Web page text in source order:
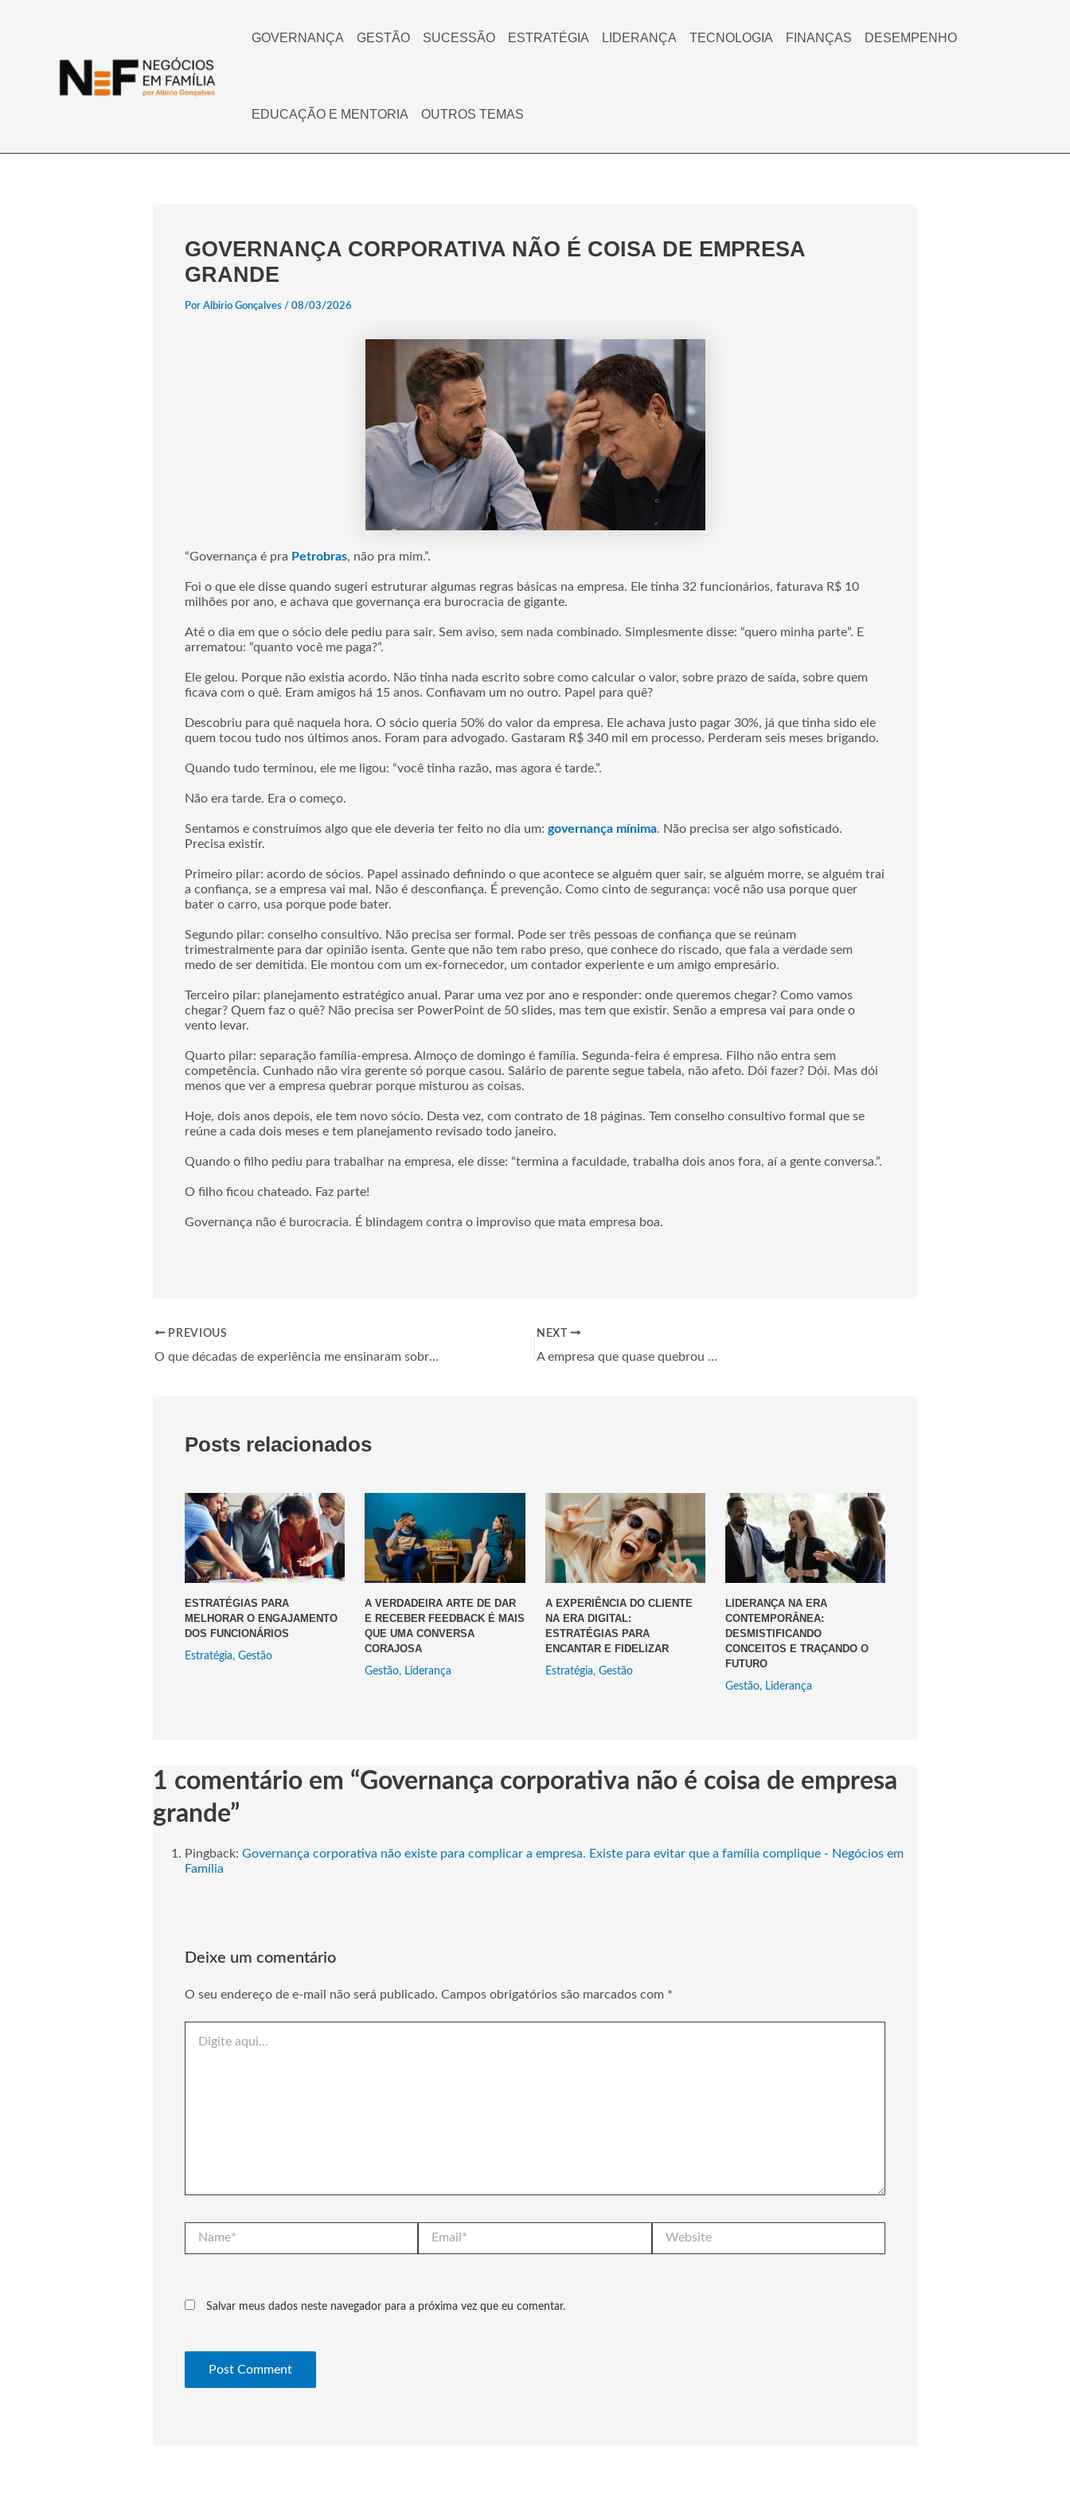
GOVERNANÇA GESTÃO SUCESSÃO ESTRATÉGIA LIDERANÇA TECNOLOGIA FINANÇAS DESEMPENHO
EDUCAÇÃO E MENTORIA OUTROS TEMAS
GOVERNANÇA CORPORATIVA NÃO É COISA DE EMPRESA
GRANDE
Por Albirio Gonçalves / 08/03/2026
“Governança é pra Petrobras, não pra mim.”.
Foi o que ele disse quando sugeri estruturar algumas regras básicas na empresa. Ele tinha 32 funcionários, faturava R$ 10
milhões por ano, e achava que governança era burocracia de gigante.
Até o dia em que o sócio dele pediu para sair. Sem aviso, sem nada combinado. Simplesmente disse: “quero minha parte”. E
arrematou: “quanto você me paga?”.
Ele gelou. Porque não existia acordo. Não tinha nada escrito sobre como calcular o valor, sobre prazo de saída, sobre quem
ficava com o quê. Eram amigos há 15 anos. Confiavam um no outro. Papel para quê?
Descobriu para quê naquela hora. O sócio queria 50% do valor da empresa. Ele achava justo pagar 30%, já que tinha sido ele
quem tocou tudo nos últimos anos. Foram para advogado. Gastaram R$ 340 mil em processo. Perderam seis meses brigando.
Quando tudo terminou, ele me ligou: “você tinha razão, mas agora é tarde.”.
Não era tarde. Era o começo.
Sentamos e construímos algo que ele deveria ter feito no dia um: governança mínima. Não precisa ser algo sofisticado.
Precisa existir.
Primeiro pilar: acordo de sócios. Papel assinado definindo o que acontece se alguém quer sair, se alguém morre, se alguém trai
a confiança, se a empresa vai mal. Não é desconfiança. É prevenção. Como cinto de segurança: você não usa porque quer
bater o carro, usa porque pode bater.
Segundo pilar: conselho consultivo. Não precisa ser formal. Pode ser três pessoas de confiança que se reúnam
trimestralmente para dar opinião isenta. Gente que não tem rabo preso, que conhece do riscado, que fala a verdade sem
medo de ser demitida. Ele montou com um ex-fornecedor, um contador experiente e um amigo empresário.
Terceiro pilar: planejamento estratégico anual. Parar uma vez por ano e responder: onde queremos chegar? Como vamos
chegar? Quem faz o quê? Não precisa ser PowerPoint de 50 slides, mas tem que existir. Senão a empresa vai para onde o
vento levar.
Quarto pilar: separação família-empresa. Almoço de domingo é família. Segunda-feira é empresa. Filho não entra sem
competência. Cunhado não vira gerente só porque casou. Salário de parente segue tabela, não afeto. Dói fazer? Dói. Mas dói
menos que ver a empresa quebrar porque misturou as coisas.
Hoje, dois anos depois, ele tem novo sócio. Desta vez, com contrato de 18 páginas. Tem conselho consultivo formal que se
reúne a cada dois meses e tem planejamento revisado todo janeiro.
Quando o filho pediu para trabalhar na empresa, ele disse: “termina a faculdade, trabalha dois anos fora, aí a gente conversa.”.
O filho ficou chateado. Faz parte!
Governança não é burocracia. É blindagem contra o improviso que mata empresa boa.
PREVIOUS
O que décadas de experiência me ensinaram sobre liderança
NEXT
A empresa que quase quebrou crescendo
Posts relacionados
ESTRATÉGIAS PARA
MELHORAR O ENGAJAMENTO
DOS FUNCIONÁRIOS
Estratégia, Gestão
A VERDADEIRA ARTE DE DAR
E RECEBER FEEDBACK É MAIS
QUE UMA CONVERSA
CORAJOSA
Gestão, Liderança
A EXPERIÊNCIA DO CLIENTE
NA ERA DIGITAL:
ESTRATÉGIAS PARA
ENCANTAR E FIDELIZAR
Estratégia, Gestão
LIDERANÇA NA ERA
CONTEMPORÂNEA:
DESMISTIFICANDO
CONCEITOS E TRAÇANDO O
FUTURO
Gestão, Liderança
1 comentário em “Governança corporativa não é coisa de empresa
grande”
Pingback: Governança corporativa não existe para complicar a empresa. Existe para evitar que a família complique - Negócios em
Família
Deixe um comentário
O seu endereço de e-mail não será publicado. Campos obrigatórios são marcados com *
aqui...
Salvar meus dados neste navegador para a próxima vez que eu comentar.